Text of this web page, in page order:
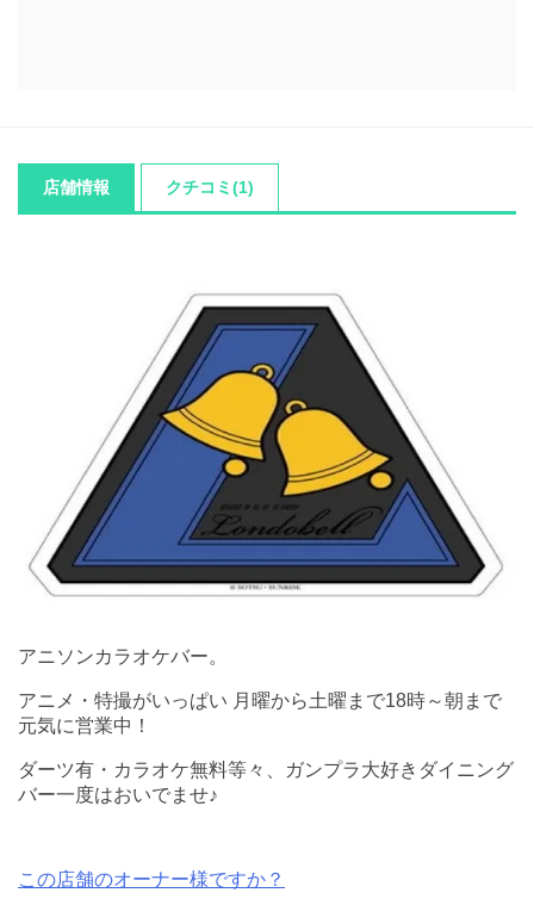
店舗情報 クチコミ(1)
アニソンカラオケバー。
アニメ・特撮がいっぱい 月曜から土曜まで18時～朝まで
元気に営業中！
ダーツ有・カラオケ無料等々、ガンプラ大好きダイニング
バー一度はおいでませ♪
この店舗のオーナー様ですか？